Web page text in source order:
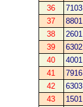
36
7103
37
8801
38
2601
39
6302
40
4001
41
7916
42
6303
43
1501